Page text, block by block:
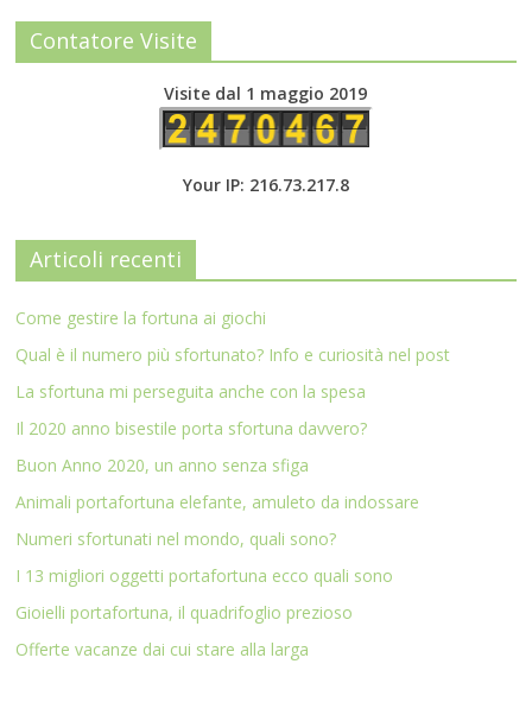
Contatore Visite
Visite dal 1 maggio 2019
Your IP: 216.73.217.8
Articoli recenti
Come gestire la fortuna ai giochi
Qual è il numero più sfortunato? Info e curiosità nel post
La sfortuna mi perseguita anche con la spesa
Il 2020 anno bisestile porta sfortuna davvero?
Buon Anno 2020, un anno senza sfiga
Animali portafortuna elefante, amuleto da indossare
Numeri sfortunati nel mondo, quali sono?
I 13 migliori oggetti portafortuna ecco quali sono
Gioielli portafortuna, il quadrifoglio prezioso
Offerte vacanze dai cui stare alla larga